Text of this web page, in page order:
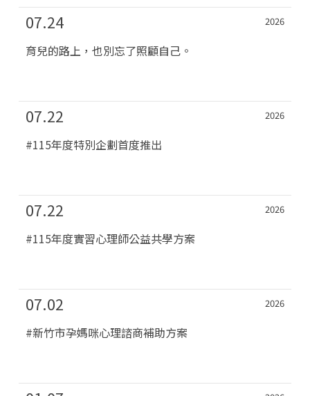
07.24 2026
育兒的路上，也別忘了照顧自己。
07.22 2026
#115年度特別企劃首度推出
07.22 2026
#115年度實習心理師公益共學方案
07.02 2026
#新竹市孕媽咪心理諮商補助方案